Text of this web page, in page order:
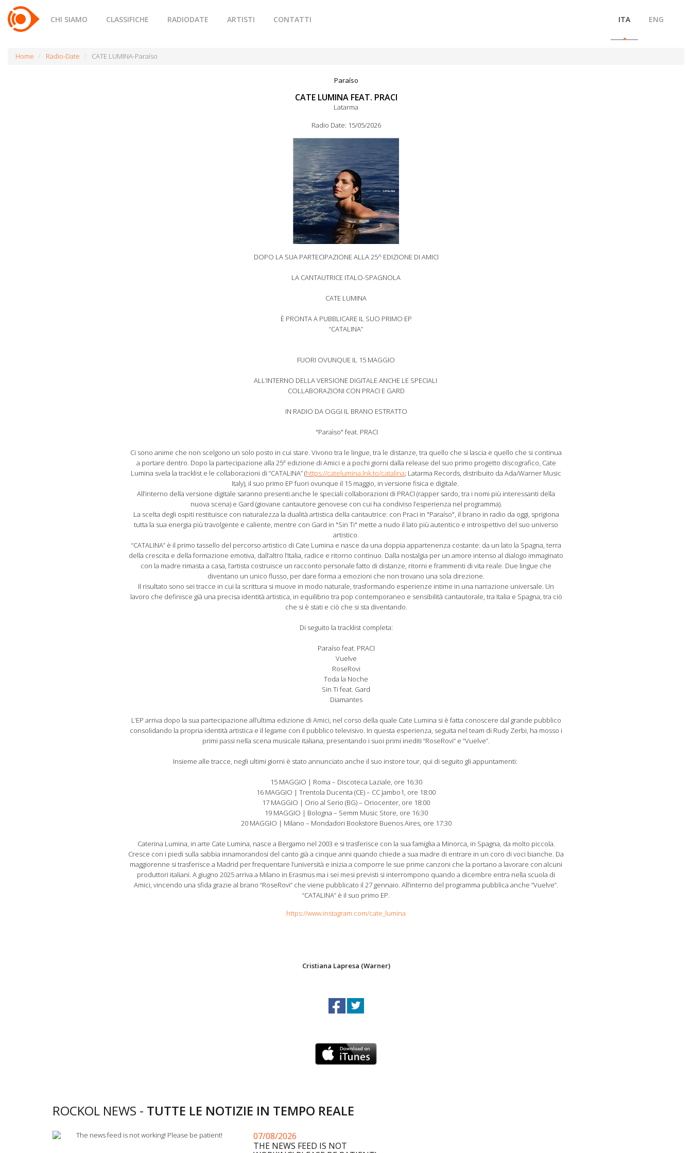
ITA ENG
CHI SIAMO CLASSIFICHE RADIODATE ARTISTI CONTATTI
Home Radio-Date CATE LUMINA-Paraíso
Paraíso
CATE LUMINA FEAT. PRACI
Latarma
Radio Date: 15/05/2026
DOPO LA SUA PARTECIPAZIONE ALLA 25^ EDIZIONE DI AMICI
LA CANTAUTRICE ITALO-SPAGNOLA
CATE LUMINA
È PRONTA A PUBBLICARE IL SUO PRIMO EP
“CATALINA”
FUORI OVUNQUE IL 15 MAGGIO
ALL’INTERNO DELLA VERSIONE DIGITALE ANCHE LE SPECIALI
COLLABORAZIONI CON PRACI E GARD
IN RADIO DA OGGI IL BRANO ESTRATTO
"Paraìso" feat. PRACI
Ci sono anime che non scelgono un solo posto in cui stare. Vivono tra le lingue, tra le distanze, tra quello che si lascia e quello che si continua
a portare dentro. Dopo la partecipazione alla 25a edizione di Amici e a pochi giorni dalla release del suo primo progetto discografico, Cate
Lumina svela la tracklist e le collaborazioni di “CATALINA” (https://catelumina.lnk.to/catalina; Latarma Records, distribuito da Ada/Warner Music
Italy), il suo primo EP fuori ovunque il 15 maggio, in versione fisica e digitale.
All’interno della versione digitale saranno presenti anche le speciali collaborazioni di PRACI (rapper sardo, tra i nomi più interessanti della
nuova scena) e Gard (giovane cantautore genovese con cui ha condiviso l’esperienza nel programma).
La scelta degli ospiti restituisce con naturalezza la dualità artistica della cantautrice: con Praci in "Paraíso", il brano in radio da oggi, sprigiona
tutta la sua energia più travolgente e caliente, mentre con Gard in "Sin Ti" mette a nudo il lato più autentico e introspettivo del suo universo
artistico.
“CATALINA” è il primo tassello del percorso artistico di Cate Lumina e nasce da una doppia appartenenza costante: da un lato la Spagna, terra
della crescita e della formazione emotiva, dall’altro l’Italia, radice e ritorno continuo. Dalla nostalgia per un amore intenso al dialogo immaginato
con la madre rimasta a casa, l’artista costruisce un racconto personale fatto di distanze, ritorni e frammenti di vita reale. Due lingue che
diventano un unico flusso, per dare forma a emozioni che non trovano una sola direzione.
Il risultato sono sei tracce in cui la scrittura si muove in modo naturale, trasformando esperienze intime in una narrazione universale. Un
lavoro che definisce già una precisa identità artistica, in equilibrio tra pop contemporaneo e sensibilità cantautorale, tra Italia e Spagna, tra ciò
che si è stati e ciò che si sta diventando.
Di seguito la tracklist completa:
Paraíso feat. PRACI
Vuelve
RoseRovi
Toda la Noche
Sin Ti feat. Gard
Diamantes
L’EP arriva dopo la sua partecipazione all’ultima edizione di Amici, nel corso della quale Cate Lumina si è fatta conoscere dal grande pubblico
consolidando la propria identità artistica e il legame con il pubblico televisivo. In questa esperienza, seguita nel team di Rudy Zerbi, ha mosso i
primi passi nella scena musicale italiana, presentando i suoi primi inediti “RoseRovi” e “Vuelve”.
Insieme alle tracce, negli ultimi giorni è stato annunciato anche il suo instore tour, qui di seguito gli appuntamenti:
15 MAGGIO | Roma – Discoteca Laziale, ore 16:30
16 MAGGIO | Trentola Ducenta (CE) – CC Jambo1, ore 18:00
17 MAGGIO | Orio al Serio (BG) – Oriocenter, ore 18:00
19 MAGGIO | Bologna – Semm Music Store, ore 16:30
20 MAGGIO | Milano – Mondadori Bookstore Buenos Aires, ore 17:30
Caterina Lumina, in arte Cate Lumina, nasce a Bergamo nel 2003 e si trasferisce con la sua famiglia a Minorca, in Spagna, da molto piccola.
Cresce con i piedi sulla sabbia innamorandosi del canto già a cinque anni quando chiede a sua madre di entrare in un coro di voci bianche. Da
maggiorenne si trasferisce a Madrid per frequentare l’università e inizia a comporre le sue prime canzoni che la portano a lavorare con alcuni
produttori italiani. A giugno 2025 arriva a Milano in Erasmus ma i sei mesi previsti si interrompono quando a dicembre entra nella scuola di
Amici, vincendo una sfida grazie al brano “RoseRovi” che viene pubblicato il 27 gennaio. All’interno del programma pubblica anche “Vuelve”.
“CATALINA” è il suo primo EP.
https://www.instagram.com/cate_lumina
Cristiana Lapresa (Warner)
ROCKOL NEWS - TUTTE LE NOTIZIE IN TEMPO REALE
07/08/2026
THE NEWS FEED IS NOT